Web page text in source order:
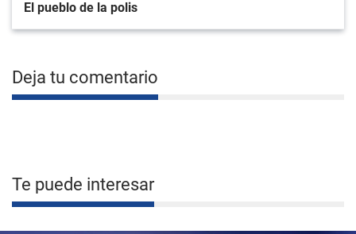
El pueblo de la polis
Deja tu comentario
Te puede interesar